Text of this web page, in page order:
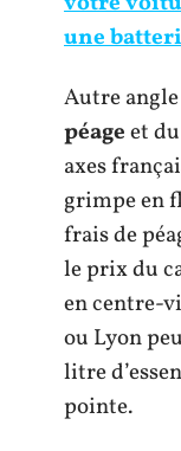
une
Autre
péageet
axes
grimpe en
frais de
le prix du
en centre-
ou Lyon
litre
pointe.